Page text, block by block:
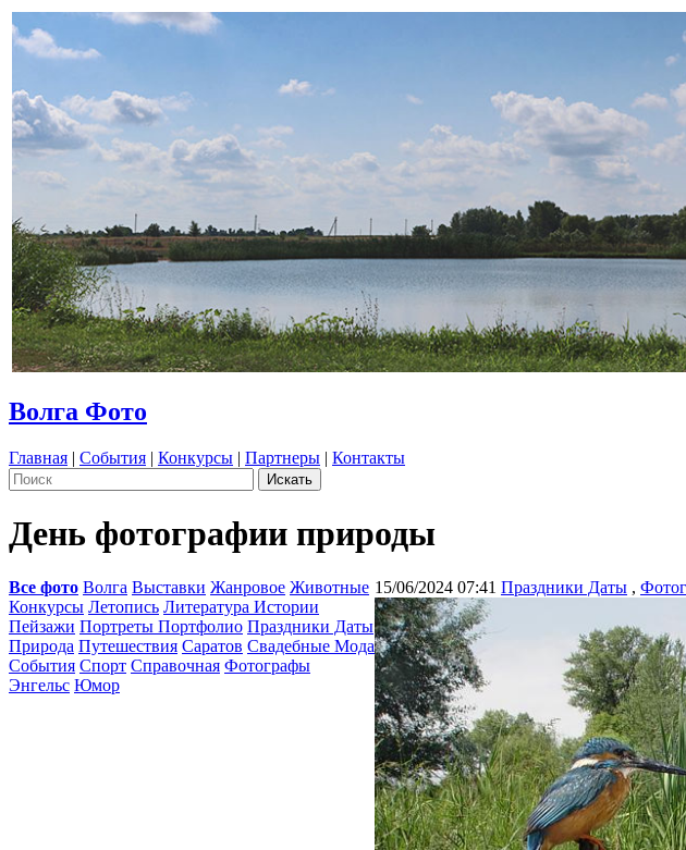
Волга Фото
Главная | События | Конкурсы | Партнеры | Контакты
День фотографии природы
Все фото Волга Выставки Жанровое Животные
Конкурсы Летопись Литература Истории
Пейзажи Портреты Портфолио Праздники Даты
Природа Путешествия Саратов Свадебные Мода
События Спорт Справочная Фотографы
Энгельс Юмор
15/06/2024 07:41 Праздники Даты ,